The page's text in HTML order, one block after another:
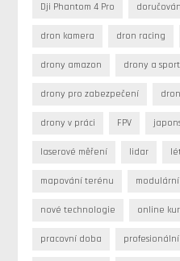
Dji Phantom 4 Pro
dron kamera dron racing
drony amazon drony a sport
drony pro zabezpečení
drony v práci FPV
laserové měření lidar
mapování terénu
nové technologie online
pracovní doba